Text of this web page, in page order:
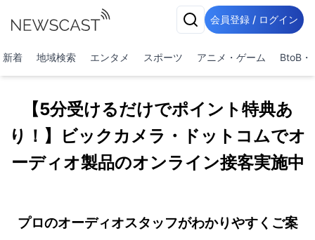
会員登録 / ログイン
新着 地域検索 エンタメ スポーツ アニメ・ゲーム BtoB・
【5分受けるだけでポイント特典あ
り！】ビックカメラ・ドットコムでオ
ーディオ製品のオンライン接客実施中
プロのオーディオスタッフがわかりやすくご案